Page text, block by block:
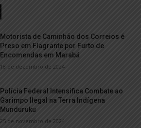
Motorista de Caminhão dos Correios é
Preso em Flagrante por Furto de
Encomendas em Marabá
18 de dezembro de 2024
Polícia Federal Intensifica Combate ao
Garimpo Ilegal na Terra Indígena
Munduruku
25 de novembro de 2024